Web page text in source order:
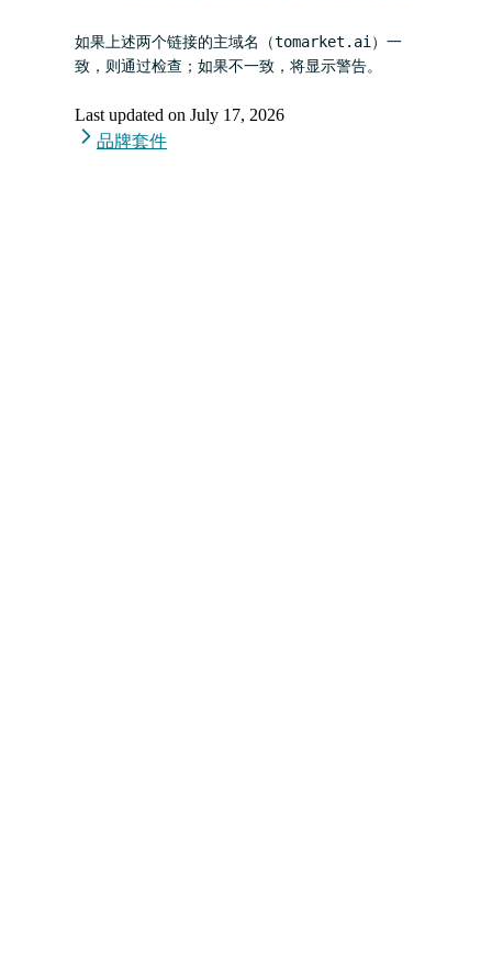
如果上述两个链接的主域名（tomarket.ai ）一
致，则通过检查；如果不一致，将显示警告。
Last updated on July 17, 2026
品牌套件